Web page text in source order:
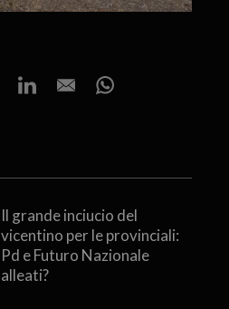
Il grande inciucio del
vicentino per le provinciali:
Pd e Futuro Nazionale
alleati?